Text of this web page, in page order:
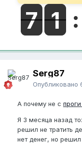
Serg87
Опубликовано
А почему не с
Я 3 месяца назад
решил не тратить
нет денег, но